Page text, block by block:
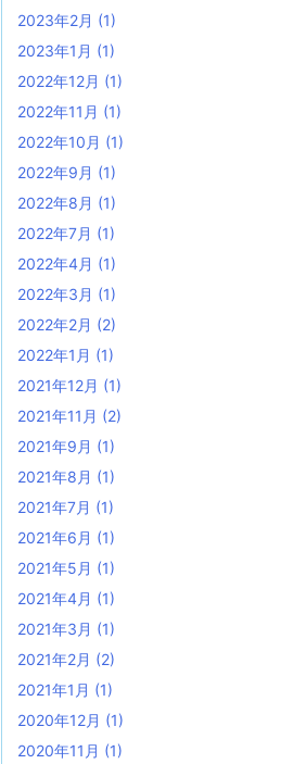
2023年2月 (1)
2023年1月 (1)
2022年12月 (1)
2022年11月 (1)
2022年10月 (1)
2022年9月 (1)
2022年8月 (1)
2022年7月 (1)
2022年4月 (1)
2022年3月 (1)
2022年2月 (2)
2022年1月 (1)
2021年12月 (1)
2021年11月 (2)
2021年9月 (1)
2021年8月 (1)
2021年7月 (1)
2021年6月 (1)
2021年5月 (1)
2021年4月 (1)
2021年3月 (1)
2021年2月 (2)
2021年1月 (1)
2020年12月 (1)
2020年11月 (1)